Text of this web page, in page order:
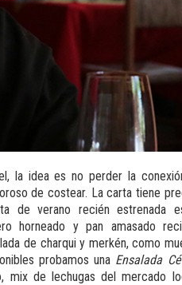
la idea es no perder la
de costear. La carta tiene
de verano recién estrenada
y pan amasado
de charqui y merkén, como
probamos una Ensalada
mix de lechugas del mercado